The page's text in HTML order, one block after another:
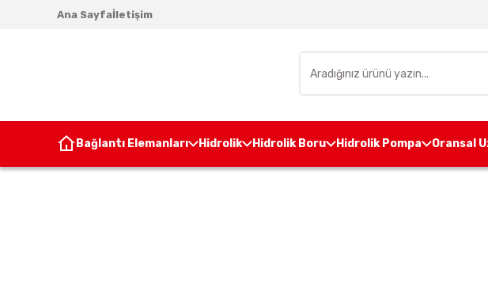
Ana Sayfaİletişim
Bağlantı Elemanları Hidrolik Hidrolik Boru Hidrolik Pompa Oransal